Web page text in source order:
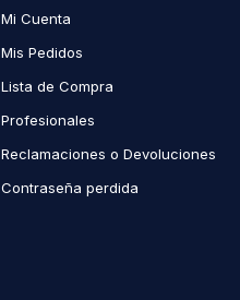
Mi Cuenta
Mis Pedidos
Lista de Compra
Profesionales
Reclamaciones o Devoluciones
Contraseña perdida